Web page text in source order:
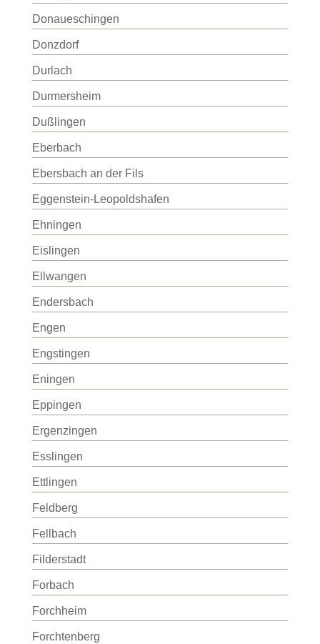
Donaueschingen
Donzdorf
Durlach
Durmersheim
Dußlingen
Eberbach
Ebersbach an der Fils
Eggenstein-Leopoldshafen
Ehningen
Eislingen
Ellwangen
Endersbach
Engen
Engstingen
Eningen
Eppingen
Ergenzingen
Esslingen
Ettlingen
Feldberg
Fellbach
Filderstadt
Forbach
Forchheim
Forchtenberg